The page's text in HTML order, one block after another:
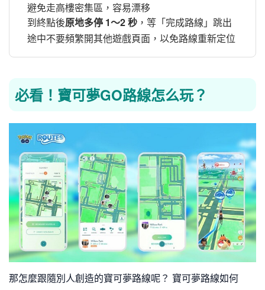
避免走高樓密集區，容易漂移
到終點後原地多停 1～2 秒 ，等「完成路線」跳出
途中不要頻繁開其他遊戲頁面，以免路線重新定位
必看！寶可夢GO路線怎么玩？
那怎麼跟隨別人創造的寶可夢路線呢？ 寶可夢路線如何